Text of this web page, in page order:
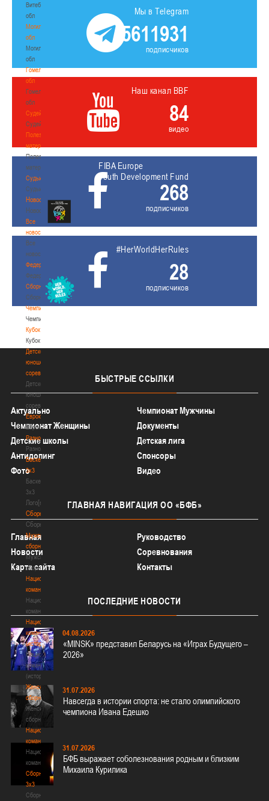
Витебская
обл
Могилевская
обл
Могилевская
обл
Гомельская
обл
Гомельская
обл
Судейство
Судейство
Полезные
материалы
Полезные
материалы
Судьи
Судьи
Новости
Новости
Все
новости
Все
новости
Федерация
Федерация
Сборные
Сборные
Чемпионат
Чемпионат
Кубок
Кубок
Детско-
юношеские
соревнования
Детско-
юношеские
соревнования
Еврокубки
Еврокубки
Разное
Разное
Баскетбол
3х3
Баскетбол
3х3
Лого[modid=121]
Сборные
Сборные
Мужские
сборные
Мужские
сборные
Национальная
команда
Национальная
команда
Национальная
команда
(история)
Национальная
команда
(история)
Женские
сборные
Женские
сборные
Национальная
команда
Национальная
команда
Сборные
3х3
Сборные
Мы в Telegram
5611931
подписчиков
Наш канал BBF
84
видео
FIBA Europe
Youth Development Fund
268
подписчиков
#HerWorldHerRules
28
подписчиков
БЫСТРЫЕ ССЫЛКИ
Актуально
Чемпионат Мужчины
Чемпионат Женщины
Документы
Детские школы
Детская лига
Антидопинг
Спонсоры
Фото
Видео
ГЛАВНАЯ НАВИГАЦИЯ ОО «БФБ»
Главная
Руководство
Новости
Соревнования
Карта сайта
Контакты
ПОСЛЕДНИЕ НОВОСТИ
04.08.2026
«MINSK» представил Беларусь на «Играх Будущего –
2026»
31.07.2026
Навсегда в истории спорта: не стало олимпийского
чемпиона Ивана Едешко
31.07.2026
БФБ выражает соболезнования родным и близким
Михаила Курилика